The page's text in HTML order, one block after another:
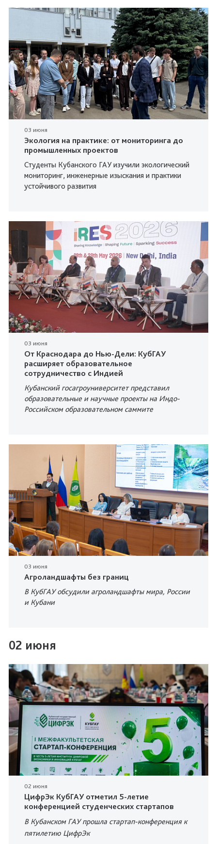
03 июня
Экология на практике: от мониторинга до
промышленных проектов
Студенты Кубанского ГАУ изучили экологический
мониторинг, инженерные изыскания и практики
устойчивого развития
03 июня
От Краснодара до Нью-Дели: КубГАУ
расширяет образовательное
сотрудничество с Индией
Кубанский госагроуниверситет представил
образовательные и научные проекты на Индо-
Российском образовательном саммите
03 июня
Агроландшафты без границ
В КубГАУ обсудили агроландшафты мира, России
и Кубани
02 июня
02 июня
ЦифрЭк КубГАУ отметил 5-летие
конференцией студенческих стартапов
В Кубанском ГАУ прошла стартап-конференция к
пятилетию ЦифрЭк